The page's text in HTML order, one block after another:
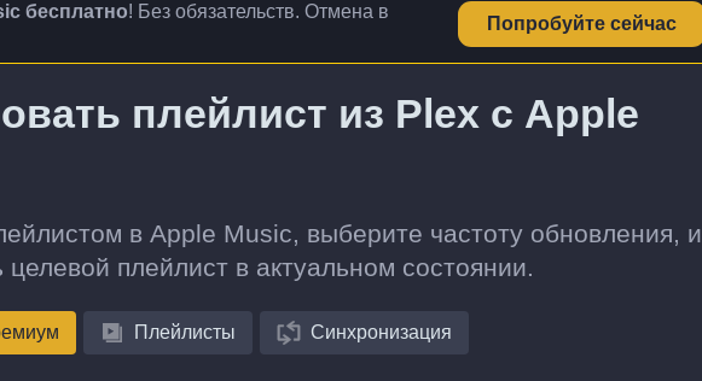
бесплатно! Без обязательств. Отмена в
Попробуйте сейчас
плейлист из Plex с Apple
в Apple Music, выберите частоту обновления, и
плейлист в актуальном состоянии.
Плейлисты Синхронизация